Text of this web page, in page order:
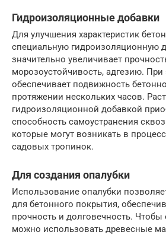
Гидроизоляционные добавки
Для улучшения характеристик
специальную гидроизоляционную
значительно увеличивает
морозоустойчивость, адгезию. При
обеспечивает подвижность
протяжении нескольких часов.
гидроизоляционной добавкой
способность самоустранения
которые могут возникать в
садовых тропинок.
Для создания опалубки
Использование опалубки
для бетонного покрытия,
прочность и долговечность. Чтобы
можно использовать древесные